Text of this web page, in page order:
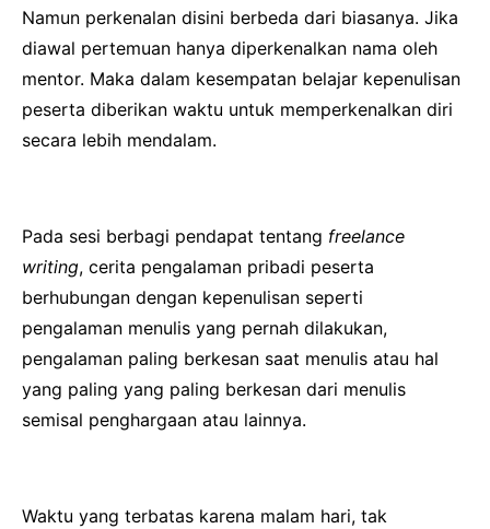
Namun perkenalan disini berbeda dari biasanya. Jika
diawal pertemuan hanya diperkenalkan nama oleh
mentor. Maka dalam kesempatan belajar kepenulisan
peserta diberikan waktu untuk memperkenalkan diri
secara lebih mendalam.
Pada sesi berbagi pendapat tentang freelance
writing, cerita pengalaman pribadi peserta
berhubungan dengan kepenulisan seperti
pengalaman menulis yang pernah dilakukan,
pengalaman paling berkesan saat menulis atau hal
yang paling yang paling berkesan dari menulis
semisal penghargaan atau lainnya.
Waktu yang terbatas karena malam hari, tak